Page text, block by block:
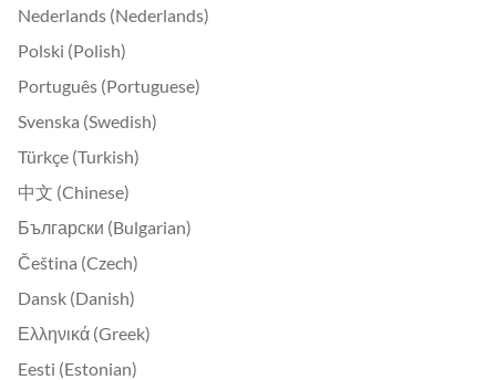
Nederlands (Nederlands)
Polski (Polish)
Português (Portuguese)
Svenska (Swedish)
Türkçe (Turkish)
中文 (Chinese)
Български (Bulgarian)
Čeština (Czech)
Dansk (Danish)
Ελληνικά (Greek)
Eesti (Estonian)